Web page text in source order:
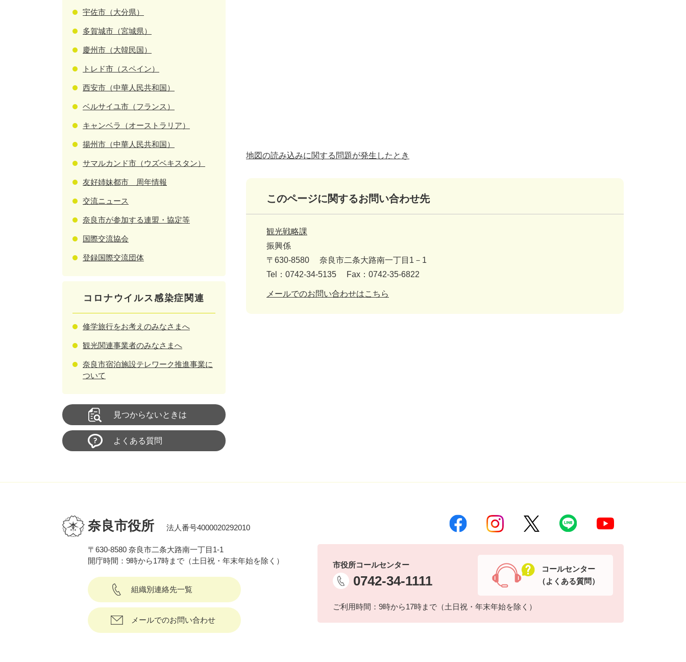
地図の読み込みに関する問題が発生したとき
このページに関するお問い合わせ先
観光戦略課
振興係
〒630-8580
奈良市二条大路南一丁目1－1
Tel：0742-34-5135
Fax：0742-35-6822
メールでのお問い合わせはこちら
宇佐市（大分県）
多賀城市（宮城県）
慶州市（大韓民国）
トレド市（スペイン）
西安市（中華人民共和国）
ベルサイユ市（フランス）
キャンベラ（オーストラリア）
揚州市（中華人民共和国）
サマルカンド市（ウズベキスタン）
友好姉妹都市 周年情報
交流ニュース
奈良市が参加する連盟・協定等
国際交流協会
登録国際交流団体
コロナウイルス感染症関連
修学旅行をお考えのみなさまへ
観光関連事業者のみなさまへ
奈良市宿泊施設テレワーク推進事業に
ついて
見つからないときは
よくある質問
奈良市役所 法人番号4000020292010
〒630-8580 奈良市二条大路南一丁目1-1
開庁時間：9時から17時まで（土日祝・年末年始を除く）
組織別連絡先一覧
メールでのお問い合わせ
市役所コールセンター
0742-34-1111
ご利用時間：9時から17時まで（土日祝・年末年始を除く）
コールセンター
（よくある質問）